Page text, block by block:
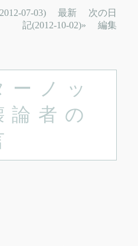
07-03) 最新
次の日
記(2012-10-02)»
編集
ーノッ
論者の